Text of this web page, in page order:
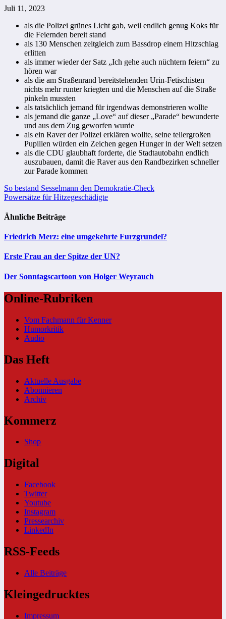
Juli 11, 2023
als die Polizei grünes Licht gab, weil endlich genug Koks für
die Feiernden bereit stand
als 130 Menschen zeitgleich zum Bassdrop einem Hitzschlag
erlitten
als immer wieder der Satz „Ich gehe auch nüchtern feiern“ zu
hören war
als die am Straßenrand bereitstehenden Urin-Fetischisten
nichts mehr runter kriegten und die Menschen auf die Straße
pinkeln mussten
als tatsächlich jemand für irgendwas demonstrieren wollte
als jemand die ganze „Love“ auf dieser „Parade“ bewunderte
und aus dem Zug geworfen wurde
als ein Raver der Polizei erklären wollte, seine tellergroßen
Pupillen würden ein Zeichen gegen Hunger in der Welt setzen
als die CDU glaubhaft forderte, die Stadtautobahn endlich
auszubauen, damit die Raver aus den Randbezirken schneller
zur Parade kommen
Beitragsnavigation
So bestand Sesselmann den Demokratie-Check
Powersätze für Hitzegeschädigte
Ähnliche Beiträge
Friedrich Merz: eine umgekehrte Furzgrundel?
Erste Frau an der Spitze der UN?
Der Sonntagscartoon von Holger Weyrauch
Online-Rubriken
Vom Fachmann für Kenner
Humorkritik
Audio
Das Heft
Aktuelle Ausgabe
Abonnieren
Archiv
Kommerz
Shop
Digital
Facebook
Twitter
Youtube
Instagram
Pressearchiv
LinkedIn
RSS-Feeds
Alle Beiträge
Kleingedrucktes
Impressum